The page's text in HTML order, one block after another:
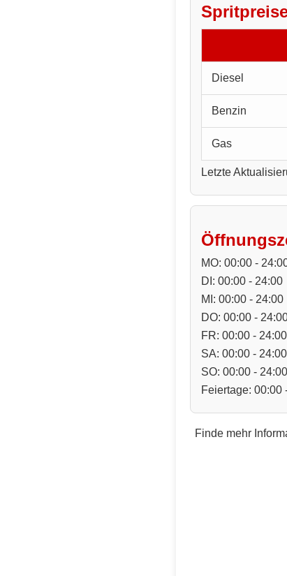
Diesel
Benzin
Gas
Letzte
MO: 00:00 -
DI: 00:00 - 24:00
MI: 00:00 - 24:00
DO: 00:00 -
FR: 00:00 - 24:00
SA: 00:00 - 24:00
SO: 00:00 - 24:00
Feiertage: 00:00
Finde mehr